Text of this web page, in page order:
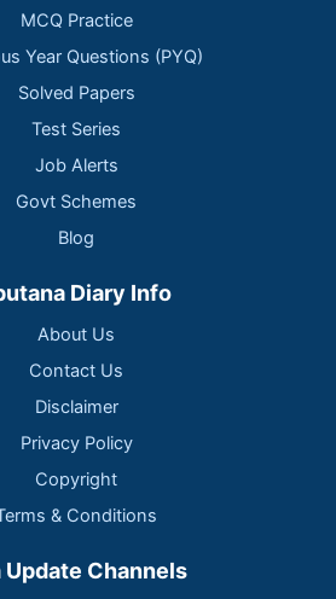
MCQ Practice
Year Questions (PYQ)
Solved Papers
Test Series
Job Alerts
Govt Schemes
Blog
Diary Info
About Us
Contact Us
Disclaimer
Privacy Policy
Copyright
& Conditions
Update Channels